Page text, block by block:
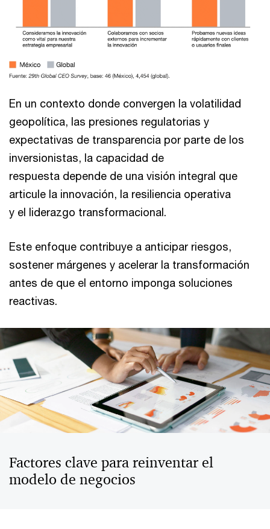
En un contexto donde convergen la volatilidad
geopolítica, las presiones regulatorias y
expectativas de transparencia por parte de los
inversionistas, la capacidad de
respuesta depende de una visión integral que
articule la innovación, la resiliencia operativa
y el liderazgo transformacional.
Este enfoque contribuye a anticipar riesgos,
sostener márgenes y acelerar la transformación
antes de que el entorno imponga soluciones
reactivas.
Factores clave para reinventar el
modelo de negocios